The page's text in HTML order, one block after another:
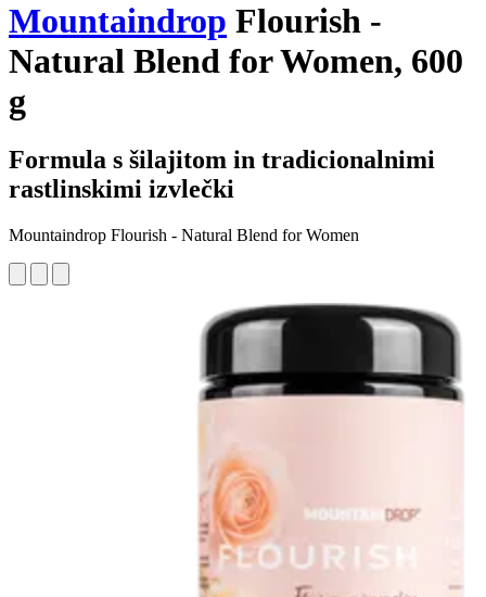
Mountaindrop Flourish -
Natural Blend for Women, 600
g
Formula s šilajitom in tradicionalnimi
rastlinskimi izvlečki
Mountaindrop Flourish - Natural Blend for Women